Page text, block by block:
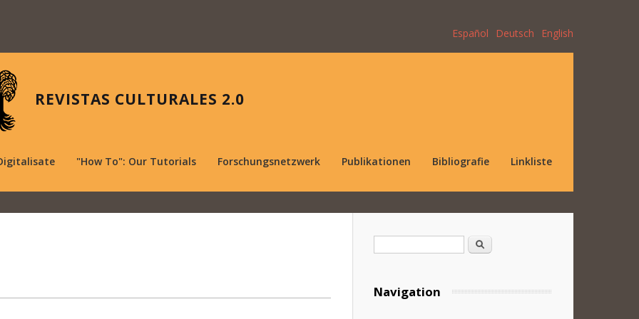
Español Deutsch English
REVISTAS CULTURALES 2.0
"How To": Our Tutorials Forschungsnetzwerk Publikationen Bibliografie Linkliste
Suche
Navigation